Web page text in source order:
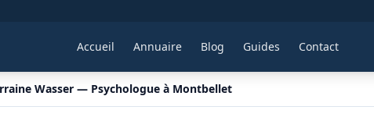
Accueil Annuaire Blog Guides Contact
Wasser — Psychologue à Montbellet